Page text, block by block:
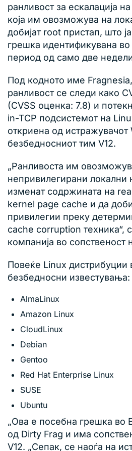
ранливост за ескалација
која им овозможува на
добијат root пристап, што
грешка идентификувана
период од само две
Под кодното име
ранливост се следи како
(CVSS оценка: 7.8) и
in-TCP подсистемот на
откриена од
безбедносниот тим V12.
„Ранливоста им
непривилегирани локални
изменат содржината на
kernel page cache и да
привилегии преку
cache corruption техника“,
компанија во сопственост
Повеќе Linux дистрибуции
безбедносни известувања:
AlmaLinux
Amazon Linux
CloudLinux
Debian
Gentoo
Red Hat Enterprise Linux
SUSE
Ubuntu
„Ова е посебна грешка во
од Dirty Frag и има
V12. „Сепак, се наоѓа на